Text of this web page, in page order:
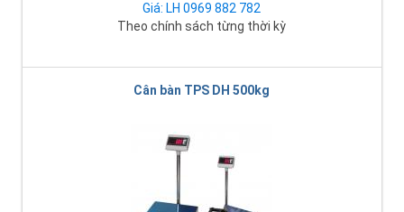
Giá: LH 0969 882 782
Theo chính sách từng thời kỳ
Cân bàn TPS DH 500kg